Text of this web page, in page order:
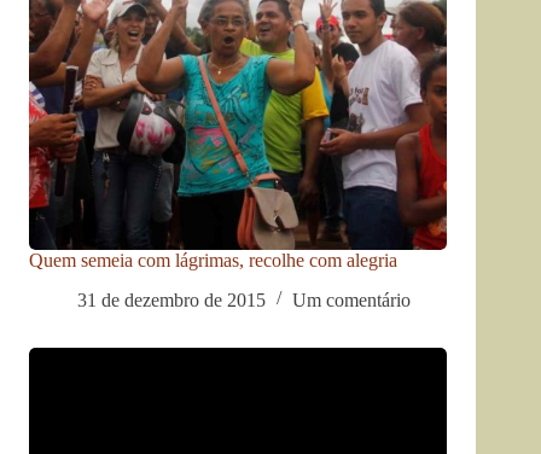
Quem semeia com lágrimas, recolhe com alegria
31 de dezembro de 2015
Um comentário